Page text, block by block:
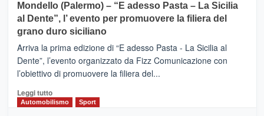
e
messaggi
di
CASTIGLIONE
DI
SICILIA
(Ct)
–
Il
Borgo
Gusto,
il
Mondello (Palermo) – “E adesso Pasta – La Sicilia
al Dente”, l’ evento per promuovere la filiera del
grano duro siciliano
Arriva la prima edizione di “E adesso Pasta - La Sicilia al
Dente”, l’evento organizzato da Fizz Comunicazione con
l’obiettivo di promuovere la filiera del...
Leggi tuttoLeggi
di
Automobilismo Sport